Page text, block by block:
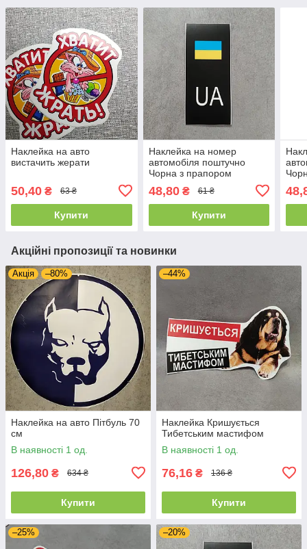
Наклейка на авто
вистачить жерати
50,40 ₴ 63 ₴
Купити
Наклейка на номер
автомобіля поштучно
Чорна з прапором
48,80₴ 61 ₴
Купити
Акційні пропозиції та новинки
Акція –80%
Наклейка на авто Пітбуль 70
см
В наявності 1 од.
126,80 ₴ 634 ₴
Купити
–44%
Наклейка Кришується
Тибетським мастифом
В наявності 1 од.
76,16 ₴ 136 ₴
Купити
–25% –20%